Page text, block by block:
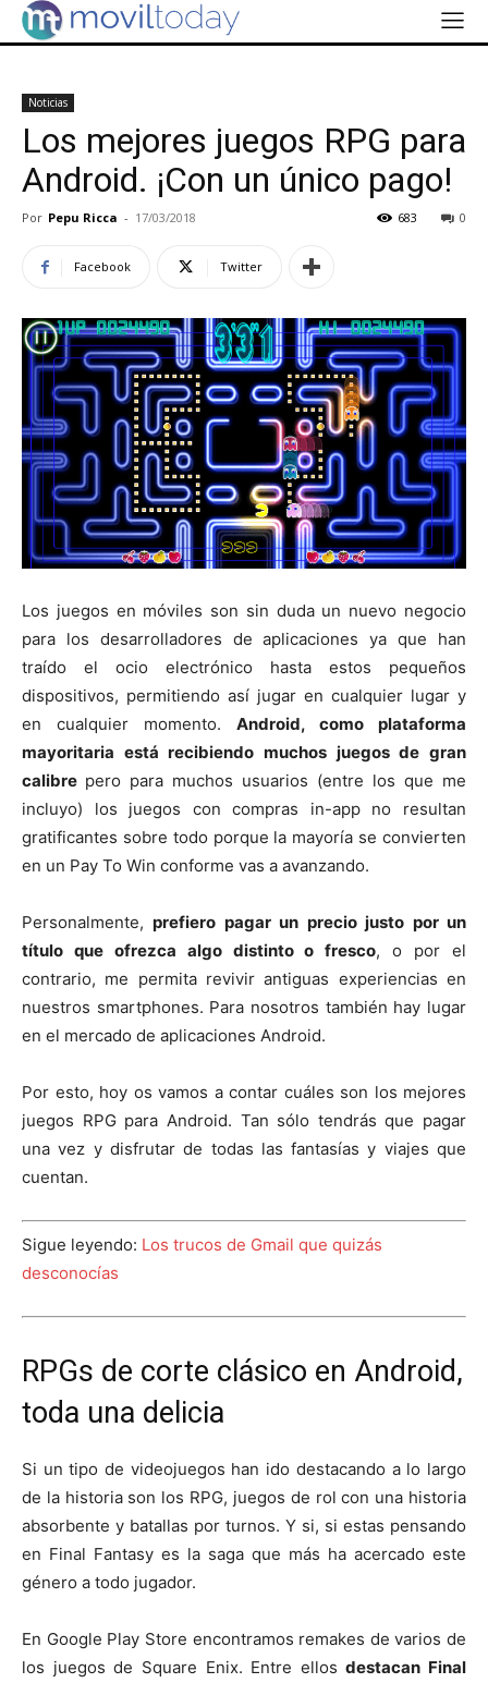
Noticias
Los mejores juegos RPG para
Android. ¡Con un único pago!
Por Pepu Ricca - 17/03/2018 0
683
Facebook Twitter
Los juegos en móviles son sin duda un nuevo negocio
para los desarrolladores de aplicaciones ya que han
traído el ocio electrónico hasta estos pequeños
dispositivos, permitiendo así jugar en cualquier lugar y
en cualquier momento. Android, como plataforma
mayoritaria está recibiendo muchos juegos de gran
calibre pero para muchos usuarios (entre los que me
incluyo) los juegos con compras in-app no resultan
gratificantes sobre todo porque la mayoría se convierten
en un Pay To Win conforme vas a avanzando.
Personalmente,prefiero pagar un precio justo por un
título que ofrezca algo distinto o fresco, o por el
contrario, me permita revivir antiguas experiencias en
nuestros smartphones. Para nosotros también hay lugar
en el mercado de aplicaciones Android.
Por esto, hoy os vamos a contar cuáles son los mejores
juegos RPG para Android. Tan sólo tendrás que pagar
una vez y disfrutar de todas las fantasías y viajes que
cuentan.
Sigue leyendo: Los trucos de Gmail que quizás
desconocías
RPGs de corte clásico en Android,
toda una delicia
Si un tipo de videojuegos han ido destacando a lo largo
de la historia son los RPG, juegos de rol con una historia
absorbente y batallas por turnos. Y si, si estas pensando
en Final Fantasy es la saga que más ha acercado este
género a todo jugador.
En Google Play Store encontramos remakes de varios de
los juegos de Square Enix. Entre ellosdestacan Final